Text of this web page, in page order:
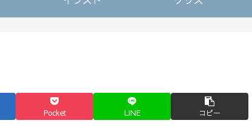
Pocket LINE コピー